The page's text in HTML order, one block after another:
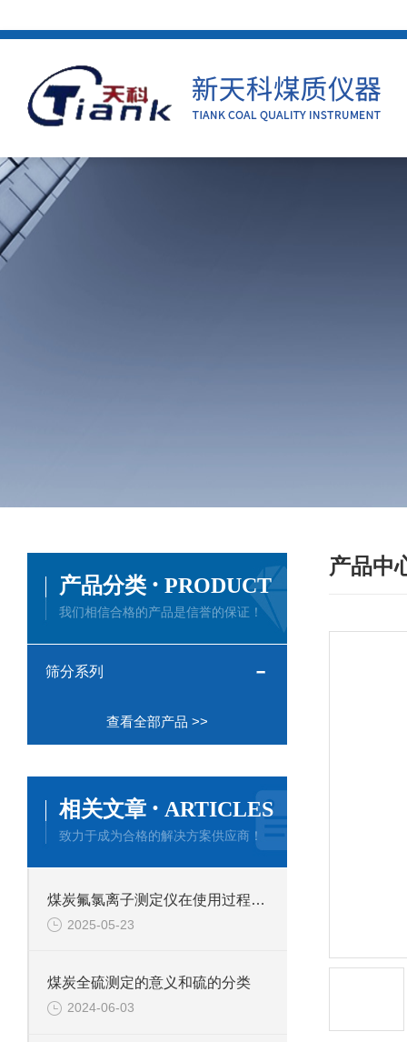
产品中
产品分类 · PRODUCT
我们相信合格的产品是信誉的保证！
筛分系列
查看全部产品 >>
相关文章 · ARTICLES
致力于成为合格的解决方案供应商！
煤炭氟氯离子测定仪在使用过程中的常见问题相应解决方法分享
2025-05-23
煤炭全硫测定的意义和硫的分类
2024-06-03